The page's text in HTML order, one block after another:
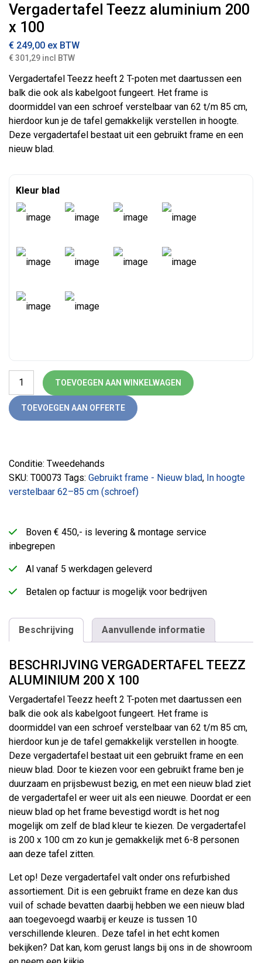
Vergadertafel Teezz aluminium 200
x 100
€ 249,00 ex BTW
€ 301,29 incl BTW
Vergadertafel Teezz heeft 2 T-poten met daartussen een
balk die ook als kabelgoot fungeert. Het frame is
doormiddel van een schroef verstelbaar van 62 t/m 85 cm,
hierdoor kun je de tafel gemakkelijk verstellen in hoogte.
Deze vergadertafel bestaat uit een gebruikt frame en een
nieuw blad.
Kleur blad
Vergadertafel Teezz aluminium 200 x 100 aantal
TOEVOEGEN AAN WINKELWAGEN
TOEVOEGEN AAN OFFERTE
Conditie: Tweedehands
SKU: T00073 Tags: Gebruikt frame - Nieuw blad, In hoogte
verstelbaar 62–85 cm (schroef)
Boven € 450,- is levering & montage service
inbegrepen
Al vanaf 5 werkdagen geleverd
Betalen op factuur is mogelijk voor bedrijven
Beschrijving Aanvullende informatie
BESCHRIJVING VERGADERTAFEL TEEZZ
ALUMINIUM 200 X 100
Vergadertafel Teezz heeft 2 T-poten met daartussen een
balk die ook als kabelgoot fungeert. Het frame is
doormiddel van een schroef verstelbaar van 62 t/m 85 cm,
hierdoor kun je de tafel gemakkelijk verstellen in hoogte.
Deze vergadertafel bestaat uit een gebruikt frame en een
nieuw blad. Door te kiezen voor een gebruikt frame ben je
duurzaam en prijsbewust bezig, en met een nieuw blad ziet
de vergadertafel er weer uit als een nieuwe. Doordat er een
nieuw blad op het frame bevestigd wordt is het nog
mogelijk om zelf de blad kleur te kiezen. De vergadertafel
is 200 x 100 cm zo kun je gemakkelijk met 6-8 personen
aan deze tafel zitten.
Let op! Deze vergadertafel valt onder ons refurbished
assortiement. Dit is een gebruikt frame en deze kan dus
vuil of schade bevatten daarbij hebben we een nieuw blad
aan toegevoegd waarbij er keuze is tussen 10
verschillende kleuren.. Deze tafel in het echt komen
bekijken? Dat kan, kom gerust langs bij ons in de showroom